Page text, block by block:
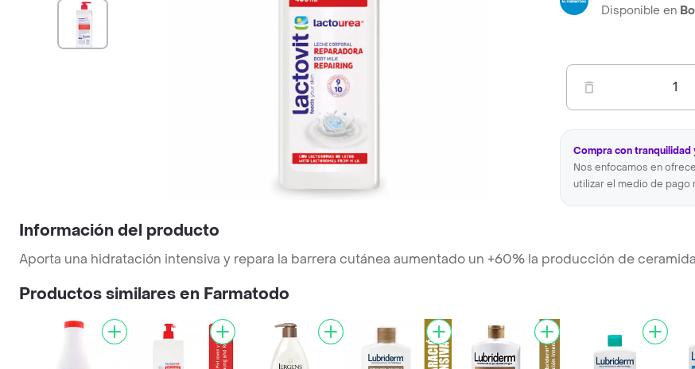
Disponible en
1
Compra con tranquilidad
Nos enfocamos en
utilizar el medio de pago
Información del producto
Aporta una hidratación intensiva y repara la barrera cutánea aumentado un +60% la producción de
Productos similares en Farmatodo